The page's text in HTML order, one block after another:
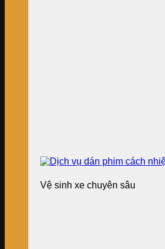
Vệ sinh xe chuyên sâu